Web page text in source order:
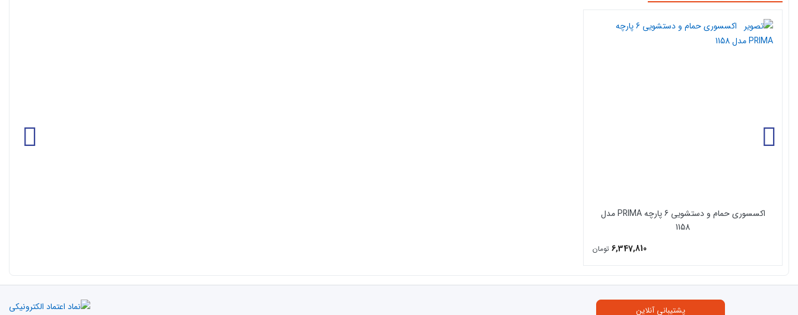
مقاومت سایش بالا ( عمر طولانی و درخشش زیاد)
اکسسوری حمام و دستشویی 6 پارچه PRIMA مدل
1158
6,347,810 تومان
پشتیبانی آنلاین